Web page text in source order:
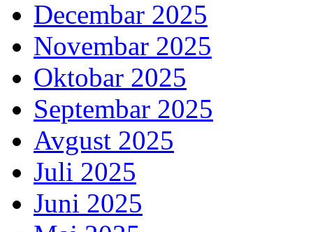
Decembar 2025
Novembar 2025
Oktobar 2025
Septembar 2025
Avgust 2025
Juli 2025
Juni 2025